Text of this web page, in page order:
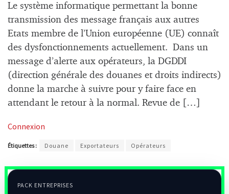
Le système informatique permettant la bonne
transmission des message français aux autres
Etats membre de l’Union européenne (UE) connaît
des dysfonctionnements actuellement. Dans un
message d’alerte aux opérateurs, la DGDDI
(direction générale des douanes et droits indirects)
donne la marche à suivre pour y faire face en
attendant le retour à la normal. Revue de […]
Connexion
Étiquettes : Douane Exportateurs Opérateurs
PACK ENTREPRISES